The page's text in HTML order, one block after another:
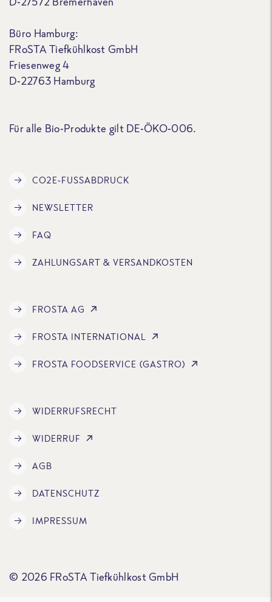
Büro Hamburg:
FRoSTA Tiefkühlkost GmbH
Friesenweg 4
D-22763 Hamburg
Für alle Bio-Produkte gilt DE-ÖKO-006.
CO2E-FUSSABDRUCK
NEWSLETTER
FAQ
ZAHLUNGSART & VERSANDKOSTEN
FROSTA AG
FROSTA INTERNATIONAL
FROSTA FOODSERVICE (GASTRO)
WIDERRUFSRECHT
WIDERRUF
AGB
DATENSCHUTZ
IMPRESSUM
© 2026 FRoSTA Tiefkühlkost GmbH